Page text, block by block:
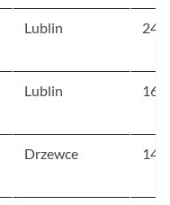
Lublin
Lublin
Drzewce